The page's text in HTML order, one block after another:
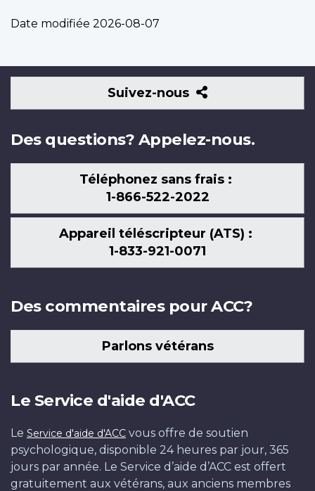
Date modifiée 2026-08-07
Suivez-nous
Suivez-
nous
Des questions? Appelez-nous.
Téléphonez sans frais :
1-866-522-2022
Appareil téléscripteur (ATS) :
1-833-921-0071
Des commentaires pour ACC?
Parlons vétérans
Le Service d'aide d'ACC
Le Service d'aide d'ACC vous offre de soutien
psychologique, disponible 24 heures par jour, 365
jours par année. Le Service d’aide d’ACC est offert
gratuitement aux vétérans, aux anciens membres